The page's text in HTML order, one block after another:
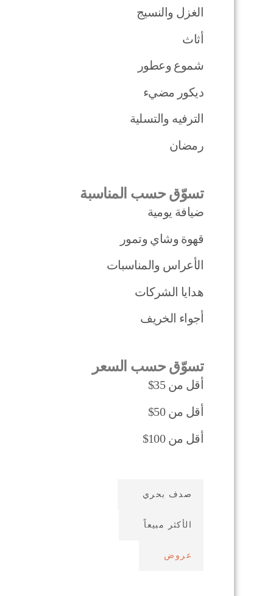
الغزل والنسيج
أثاث
شموع وعطور
ديكور مضيء
الترفيه والتسلية
رمضان
تسوّق حسب المناسبة
ضيافة يومية
قهوة وشاي وتمور
الأعراس والمناسبات
هدايا الشركات
أجواء الخريف
تسوّق حسب السعر
أقل من 35$
أقل من 50$
أقل من 100$
صدف بحري
الأكثر مبيعاً
عروض